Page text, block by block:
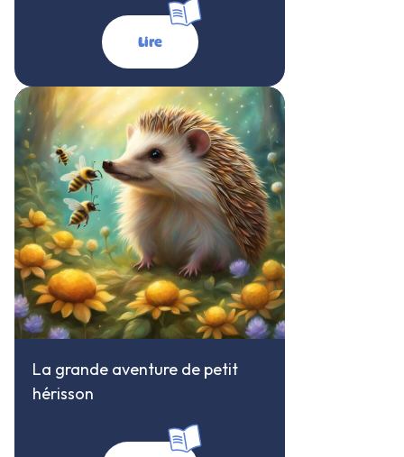
Lire
La grande aventure de petit
hérisson